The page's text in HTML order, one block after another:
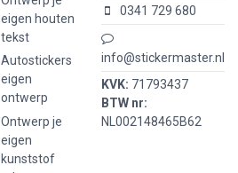
eigen houten
tekst
Autostickers
eigen
ontwerp
Ontwerp je
eigen
kunststof
0341 729 680
info@stickermaster.nl
KVK: 71793437
BTW nr:
NL002148465B62